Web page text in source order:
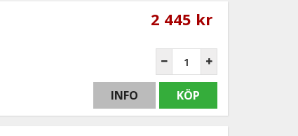
2 445 kr
INFO KÖP